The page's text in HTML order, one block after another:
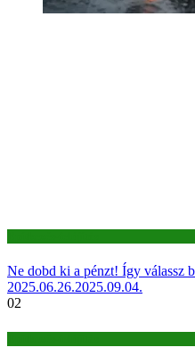
Ne dobd ki a pénzt! Így válassz
2025.06.26.2025.09.04.
02